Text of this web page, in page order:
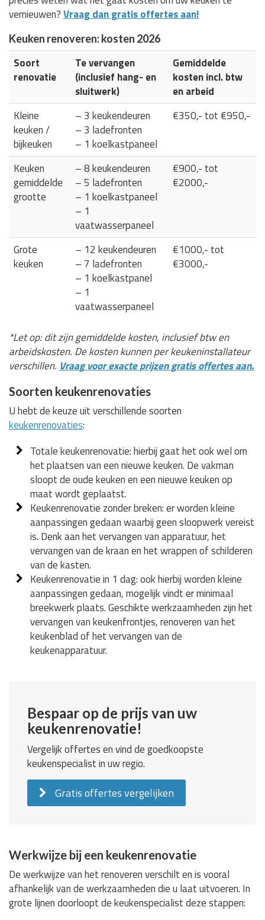
vernieuwen?Vraag dan gratis offertes aan!
Keuken renoveren: kosten 2026
Soort
renovatie
Te vervangen
(inclusief hang- en
sluitwerk)
Gemiddelde
kosten incl. btw
en arbeid
Kleine
keuken /
bijkeuken
– 3 keukendeuren
– 3 ladefronten
– 1 koelkastpaneel
€350,- tot €950,-
Keuken
gemiddelde
grootte
– 8 keukendeuren
– 5 ladefronten
– 1 koelkastpaneel
– 1
vaatwasserpaneel
€900,- tot
€2000,-
Grote
keuken
– 12 keukendeuren
– 7 ladefronten
– 1 koelkastpanel
– 1
vaatwasserpaneel
€1000,- tot
€3000,-
*Let op: dit zijn gemiddelde kosten, inclusief btw en
arbeidskosten. De kosten kunnen per keukeninstallateur
verschillen. Vraag voor exacte prijzen gratis offertes aan.
Soorten keukenrenovaties
U hebt de keuze uit verschillende soorten
keukenrenovaties:
Totale keukenrenovatie: hierbij gaat het ook wel om
het plaatsen van een nieuwe keuken. De vakman
sloopt de oude keuken en een nieuwe keuken op
maat wordt geplaatst.
Keukenrenovatie zonder breken: er worden kleine
aanpassingen gedaan waarbij geen sloopwerk vereist
is. Denk aan het vervangen van apparatuur, het
vervangen van de kraan en het wrappen of schilderen
van de kasten.
Keukenrenovatie in 1 dag: ook hierbij worden kleine
aanpassingen gedaan, mogelijk vindt er minimaal
breekwerk plaats. Geschikte werkzaamheden zijn het
vervangen van keukenfrontjes, renoveren van het
keukenblad of het vervangen van de
keukenapparatuur.
Bespaar op de prijs van uw
keukenrenovatie!
Vergelijk offertes en vind de goedkoopste
keukenspecialist in uw regio.
Gratis offertes vergelijken
Werkwijze bij een keukenrenovatie
De werkwijze van het renoveren verschilt en is vooral
afhankelijk van de werkzaamheden die u laat uitvoeren. In
grote lijnen doorloopt de keukenspecialist deze stappen: